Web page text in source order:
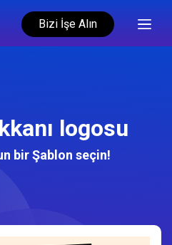
Bizi İşe Alın
logosu
bir Şablon seçin!